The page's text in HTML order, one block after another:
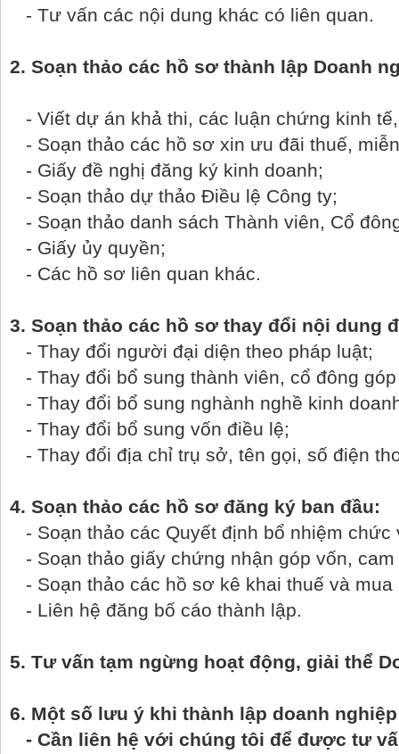
- Tư vấn các nội dung khác có liên quan.
2. Soạn thảo các hồ sơ thành lập Doanh
- Viết dự án khả thi, các luận chứng kinh
- Soạn thảo các hồ sơ xin ưu đãi thuế,
- Giấy đề nghị đăng ký kinh doanh;
- Soạn thảo dự thảo Điều lệ Công ty;
- Soạn thảo danh sách Thành viên, Cổ
- Giấy ủy quyền;
- Các hồ sơ liên quan khác.
3. Soạn thảo các hồ sơ thay đổi nội dung
- Thay đổi người đại diện theo pháp luật;
- Thay đổi bổ sung thành viên, cổ đông
- Thay đổi bổ sung nghành nghề kinh
- Thay đổi bổ sung vốn điều lệ;
- Thay đổi địa chỉ trụ sở, tên gọi, số điện
4. Soạn thảo các hồ sơ đăng ký ban đầu:
- Soạn thảo các Quyết định bổ nhiệm chức
- Soạn thảo giấy chứng nhận góp vốn, cam
- Soạn thảo các hồ sơ kê khai thuế và mua
- Liên hệ đăng bố cáo thành lập.
5. Tư vấn tạm ngừng hoạt động, giải thể
6. Một số lưu ý khi thành lập doanh
- Cần liên hệ với chúng tôi để được tư